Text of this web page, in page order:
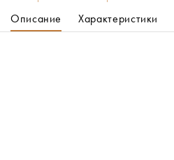
Описание
Характеристики